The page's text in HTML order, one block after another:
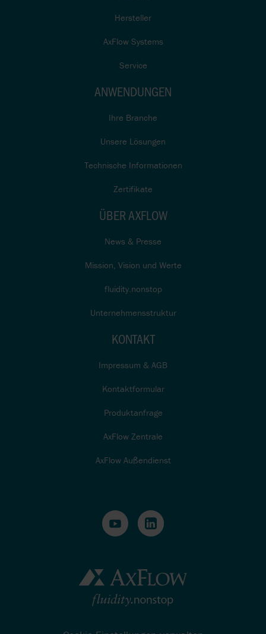
Hersteller
AxFlow Systems
Service
ANWENDUNGEN
Ihre Branche
Unsere Lösungen
Technische Informationen
Zertifikate
ÜBER AXFLOW
News & Presse
Mission, Vision und Werte
fluidity.nonstop
Unternehmensstruktur
KONTAKT
Impressum & AGB
Kontaktformular
Produktanfrage
AxFlow Zentrale
AxFlow Außendienst